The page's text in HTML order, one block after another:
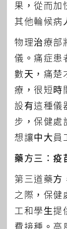
果，從而加
其他輪候病
物理治療部
儀。痛症患
數天，痛楚
療，很短時
設有這種儀
步，保健處
想讓中大員
藥方三：疫
第三道藥方
之際，保健
工和學生提
費接種。高